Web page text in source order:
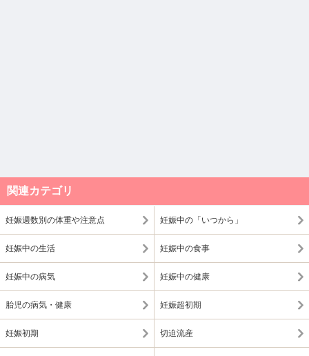
関連カテゴリ
妊娠週数別の体重や注意点 妊娠中の「いつから」
妊娠中の生活 妊娠中の食事
妊娠中の病気 妊娠中の健康
胎児の病気・健康 妊娠超初期
妊娠初期 切迫流産